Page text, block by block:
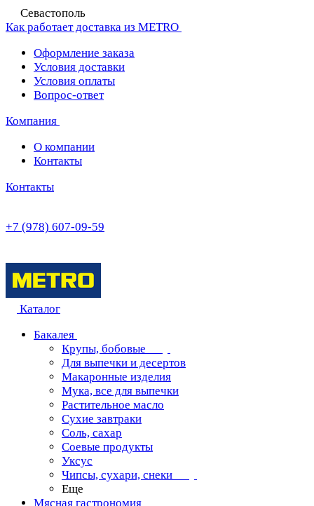
Севастополь
Как работает доставка из METRO
Оформление заказа
Условия доставки
Условия оплаты
Вопрос-ответ
Компания
О компании
Контакты
Контакты
+7 (978) 607-09-59
Каталог
Бакалея
Крупы, бобовые
Для выпечки и десертов
Макаронные изделия
Мука, все для выпечки
Растительное масло
Сухие завтраки
Соль, сахар
Соевые продукты
Уксус
Чипсы, сухари, снеки
Еще
Мясная гастрономия